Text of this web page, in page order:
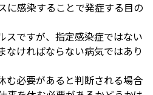
に感染することで発症する目の
スですが、指定感染症ではない
なければならない病気ではあり
む必要があると判断される場合